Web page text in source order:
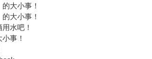
大小事！
大小事！
水吧！
事！